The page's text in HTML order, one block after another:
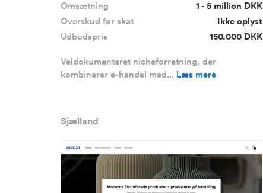
Omsætning
1 - 5 million DKK
Overskud før skat
Ikke oplyst
Udbudspris
150.000 DKK
Veldokumenteret nicheforretning, der
kombinerer e-handel med... Læs mere
Sjælland